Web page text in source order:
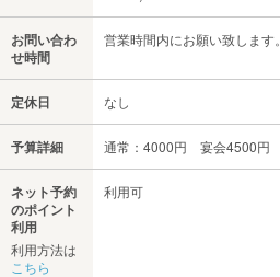
お問い合わ
せ時間
営業時間内にお願い致します。
定休日 なし
予算詳細 通常：4000円 宴会4500円
ネット予約
のポイント
利用
利用方法は
こちら
利用可